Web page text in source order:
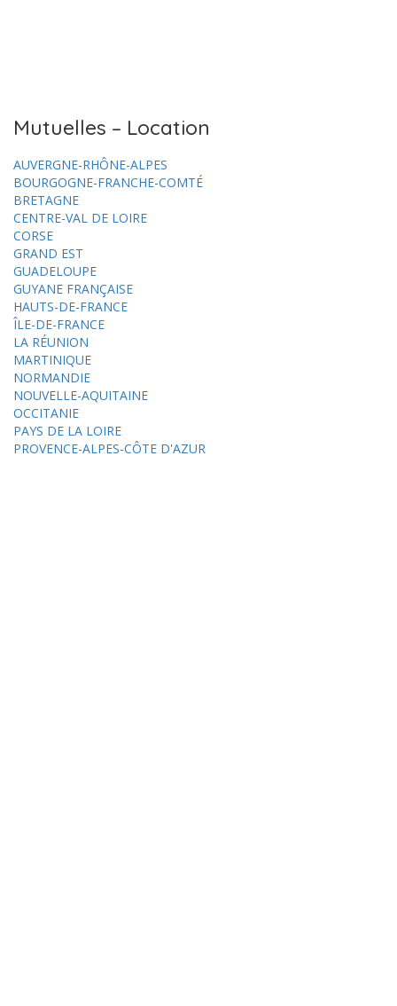
Mutuelles – Location
AUVERGNE-RHÔNE-ALPES
BOURGOGNE-FRANCHE-COMTÉ
BRETAGNE
CENTRE-VAL DE LOIRE
CORSE
GRAND EST
GUADELOUPE
GUYANE FRANÇAISE
HAUTS-DE-FRANCE
ÎLE-DE-FRANCE
LA RÉUNION
MARTINIQUE
NORMANDIE
NOUVELLE-AQUITAINE
OCCITANIE
PAYS DE LA LOIRE
PROVENCE-ALPES-CÔTE D'AZUR